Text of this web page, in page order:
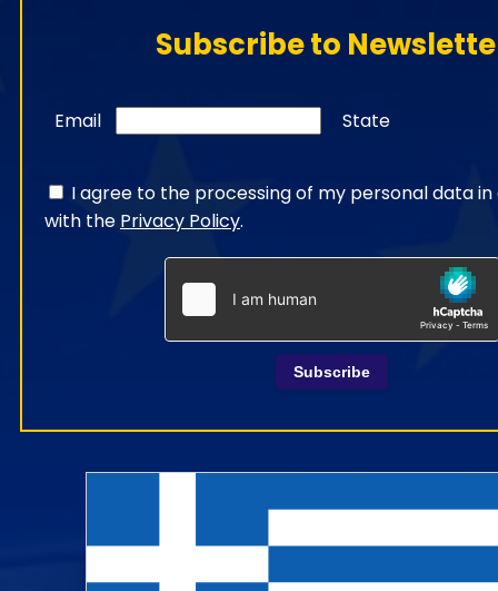
Subscribe to
Email State
I agree to the processing of my personal data
with the Privacy Policy.
Subscribe